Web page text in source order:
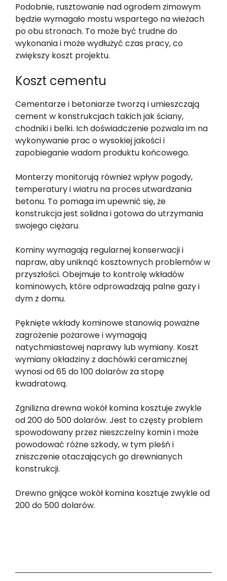
Podobnie, rusztowanie nad ogrodem zimowym
będzie wymagało mostu wspartego na wieżach
po obu stronach. To może być trudne do
wykonania i może wydłużyć czas pracy, co
zwiększy koszt projektu.
Koszt cementu
Cementarze i betoniarze tworzą i umieszczają
cement w konstrukcjach takich jak ściany,
chodniki i belki. Ich doświadczenie pozwala im na
wykonywanie prac o wysokiej jakości i
zapobieganie wadom produktu końcowego.
Monterzy monitorują również wpływ pogody,
temperatury i wiatru na proces utwardzania
betonu. To pomaga im upewnić się, że
konstrukcja jest solidna i gotowa do utrzymania
swojego ciężaru.
Kominy wymagają regularnej konserwacji i
napraw, aby uniknąć kosztownych problemów w
przyszłości. Obejmuje to kontrolę wkładów
kominowych, które odprowadzają palne gazy i
dym z domu.
Pęknięte wkłady kominowe stanowią poważne
zagrożenie pożarowe i wymagają
natychmiastowej naprawy lub wymiany. Koszt
wymiany okładziny z dachówki ceramicznej
wynosi od 65 do 100 dolarów za stopę
kwadratową.
Zgnilizna drewna wokół komina kosztuje zwykle
od 200 do 500 dolarów. Jest to częsty problem
spowodowany przez nieszczelny komin i może
powodować różne szkody, w tym pleśń i
zniszczenie otaczających go drewnianych
konstrukcji.
Drewno gnijące wokół komina kosztuje zwykle od
200 do 500 dolarów.